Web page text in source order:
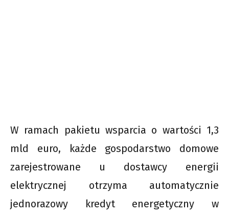
W ramach pakietu wsparcia o wartości 1,3
mld euro, każde gospodarstwo domowe
zarejestrowane u dostawcy energii
elektrycznej otrzyma automatycznie
jednorazowy kredyt energetyczny w